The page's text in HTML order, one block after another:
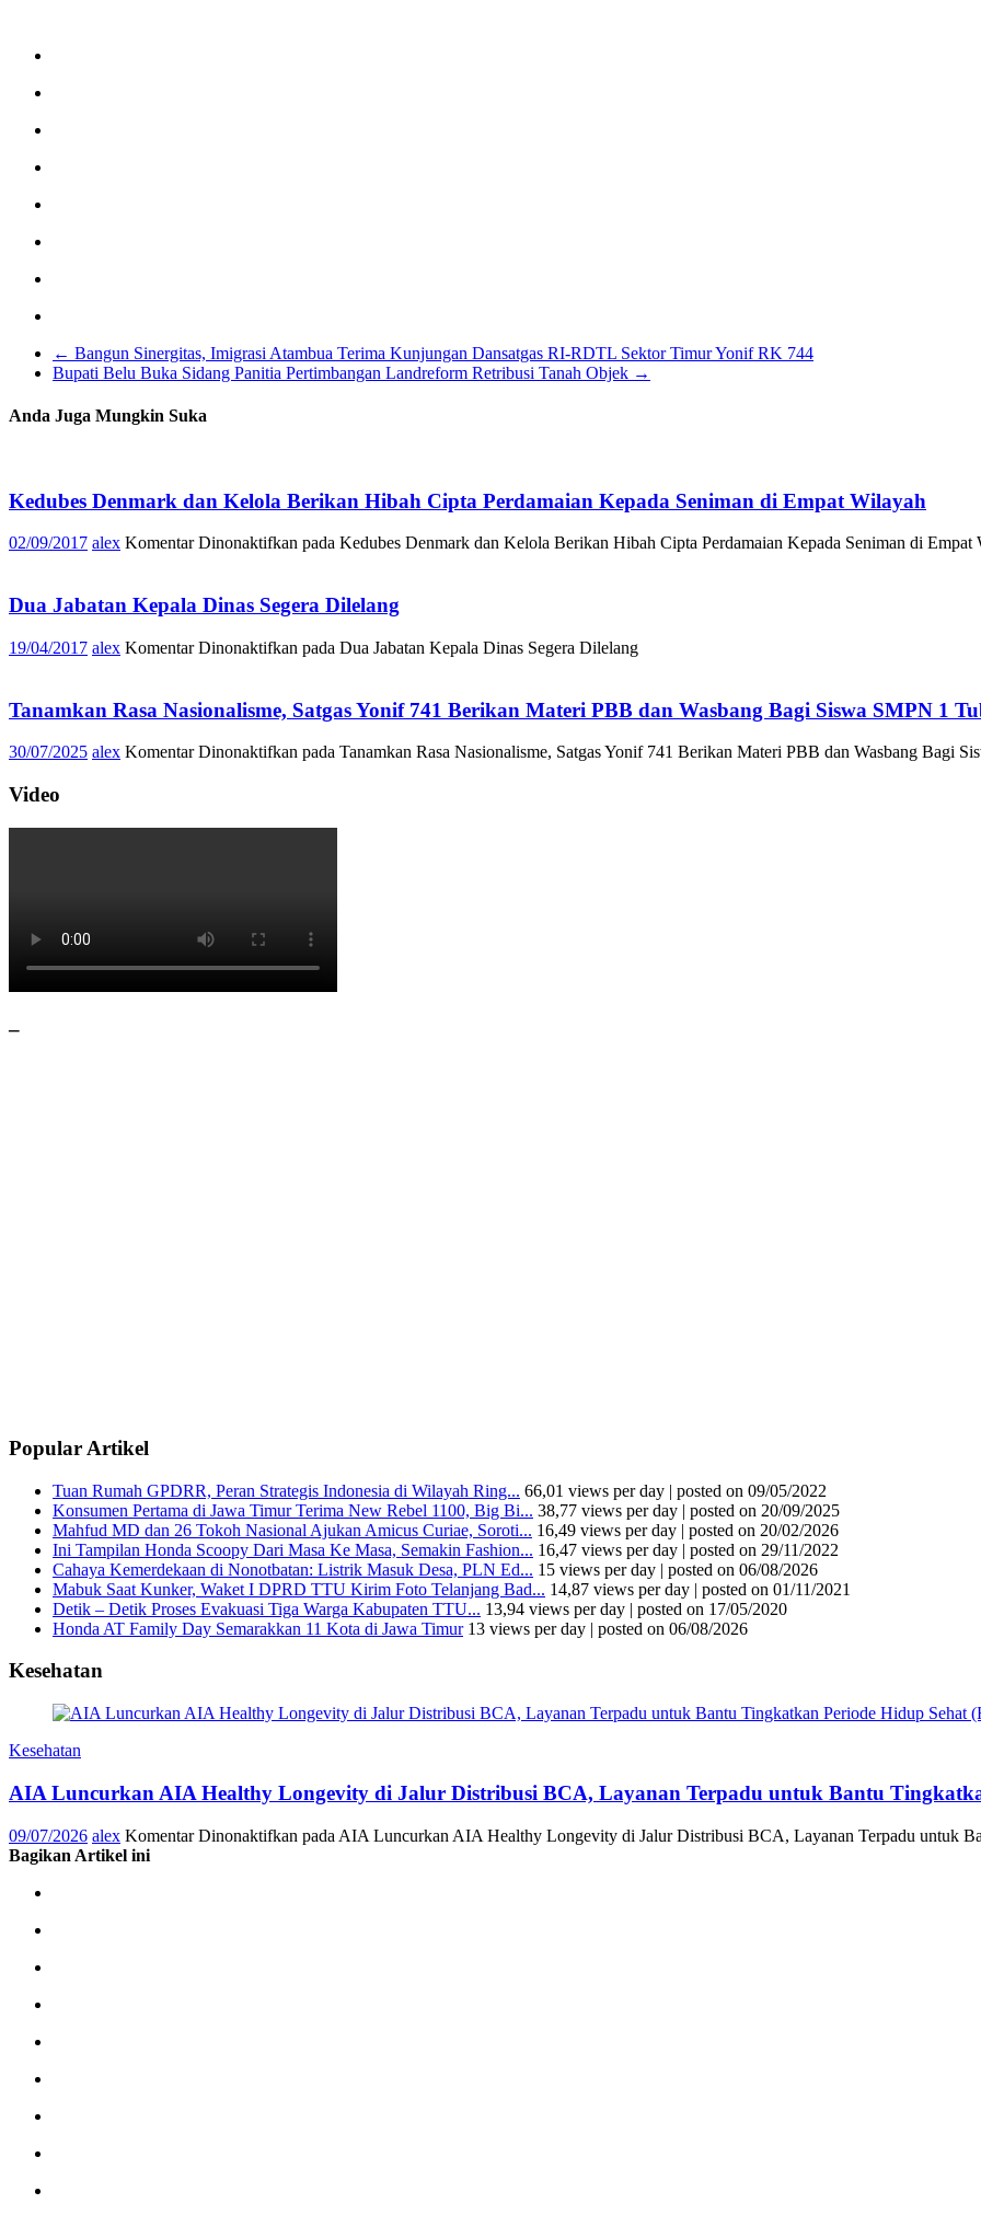
← Bangun Sinergitas, Imigrasi Atambua Terima Kunjungan Dansatgas RI-RDTL Sektor Timur Yonif RK 744
Bupati Belu Buka Sidang Panitia Pertimbangan Landreform Retribusi Tanah Objek →
Anda Juga Mungkin Suka
Kedubes Denmark dan Kelola Berikan Hibah Cipta Perdamaian Kepada Seniman di Empat Wilayah
02/09/2017 alex Komentar Dinonaktifkan pada Kedubes Denmark dan Kelola Berikan Hibah Cipta Perdamaian Kepada Seniman di Empat
Dua Jabatan Kepala Dinas Segera Dilelang
19/04/2017 alex Komentar Dinonaktifkan pada Dua Jabatan Kepala Dinas Segera Dilelang
Tanamkan Rasa Nasionalisme, Satgas Yonif 741 Berikan Materi PBB dan Wasbang Bagi Siswa SMPN 1
30/07/2025 alex Komentar Dinonaktifkan pada Tanamkan Rasa Nasionalisme, Satgas Yonif 741 Berikan Materi PBB dan Wasbang Bagi
Video
–
Popular Artikel
Tuan Rumah GPDRR, Peran Strategis Indonesia di Wilayah Ring... 66,01 views per day | posted on 09/05/2022
Konsumen Pertama di Jawa Timur Terima New Rebel 1100, Big Bi... 38,77 views per day | posted on 20/09/2025
Mahfud MD dan 26 Tokoh Nasional Ajukan Amicus Curiae, Soroti... 16,49 views per day | posted on 20/02/2026
Ini Tampilan Honda Scoopy Dari Masa Ke Masa, Semakin Fashion... 16,47 views per day | posted on 29/11/2022
Cahaya Kemerdekaan di Nonotbatan: Listrik Masuk Desa, PLN Ed... 15 views per day | posted on 06/08/2026
Mabuk Saat Kunker, Waket I DPRD TTU Kirim Foto Telanjang Bad... 14,87 views per day | posted on 01/11/2021
Detik – Detik Proses Evakuasi Tiga Warga Kabupaten TTU... 13,94 views per day | posted on 17/05/2020
Honda AT Family Day Semarakkan 11 Kota di Jawa Timur 13 views per day | posted on 06/08/2026
Kesehatan
Kesehatan
AIA Luncurkan AIA Healthy Longevity di Jalur Distribusi BCA, Layanan Terpadu untuk Bantu
09/07/2026 alex Komentar Dinonaktifkan pada AIA Luncurkan AIA Healthy Longevity di Jalur Distribusi BCA, Layanan Terpadu untuk
Bagikan Artikel ini